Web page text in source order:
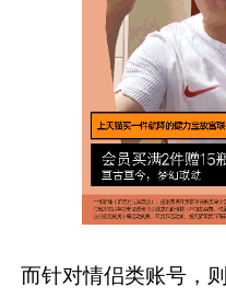
而针对情侣类账号，